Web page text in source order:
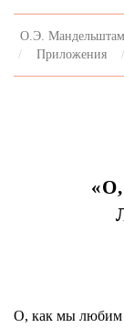
О.Э. Мандельштам
Приложения
О, как мы любим